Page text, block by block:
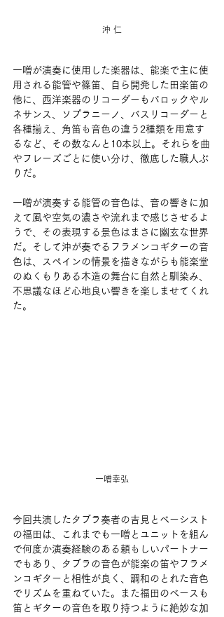
沖 仁
一噌が演奏に使用した楽器は、能楽で主に使
用される能管や篠笛、自ら開発した田楽笛の
他に、西洋楽器のリコーダーもバロックやル
ネサンス、ソプラニーノ、バスリコーダーと
各種揃え、角笛も音色の違う2種類を用意す
るなど、その数なんと10本以上。それらを曲
やフレーズごとに使い分け、徹底した職人ぶ
りだ。
一噌が演奏する能管の音色は、音の響きに加
えて風や空気の濃さや流れまで感じさせるよ
うで、その表現する景色はまさに幽玄な世界
だ。そして沖が奏でるフラメンコギターの音
色は、スペインの情景を描きながらも能楽堂
のぬくもりある木造の舞台に自然と馴染み、
不思議なほど心地良い響きを楽しませてくれ
た。
一噌幸弘
今回共演したタブラ奏者の吉見とベーシスト
の福田は、これまでも一噌とユニットを組ん
で何度か演奏経験のある頼もしいパートナー
でもあり、タブラの音色が能楽の笛やフラメ
ンコギターと相性が良く、調和のとれた音色
でリズムを重ねていた。また福田のベースも
笛とギターの音色を取り持つように絶妙な加